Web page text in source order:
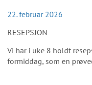
22. februar 2026
RESEPSJON
Vi har i uke 8 holdt
formiddag, som en